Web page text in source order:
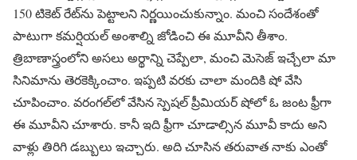
150 టికెట్ రేట్‌ను పెట్టాలని నిర్ణయించుకున్నాం. మంచి సందేశంతో
పాటుగా కమర్షియల్ అంశాల్ని జోడించి ఈ మూవీని తీశాం.
త్రిబాణాస్త్రంలోని అసలు అర్థాన్ని చెప్పేలా, మంచి మెసెజ్ ఇచ్చేలా మా
సినిమాను తెరకెక్కించాం. ఇప్పటి వరకు చాలా మందికి షో వేసి
చూపించాం. వరంగల్‌లో వేసిన స్పెషల్ ప్రీమియర్ షోలో ఓ జంట ఫ్రీగా
ఈ మూవీని చూశారు. కానీ ఇది ఫ్రీగా చూడాల్సిన మూవీ కాదు అని
వాళ్లు తిరిగి డబ్బులు ఇచ్చారు. అది చూసిన తరువాత నాకు ఎంతో